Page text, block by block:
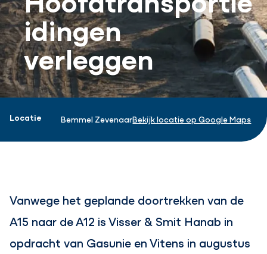
idingen
verleggen
Projectinformatie
Locatie Bemmel ZevenaarBekijk locatie op Google Maps
Vanwege het geplande doortrekken van de
A15 naar de A12 is Visser & Smit Hanab in
opdracht van Gasunie en Vitens in augustus